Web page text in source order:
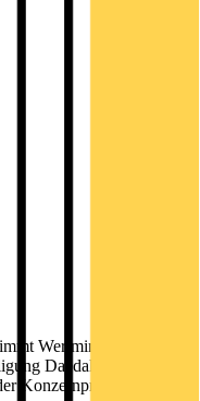
Wertminderungen bei
Daedalic
Konzernprognose